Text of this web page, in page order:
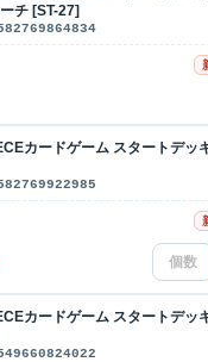
チ [ST-27]
カードゲーム スタートデッ
カードゲーム スタートデッ